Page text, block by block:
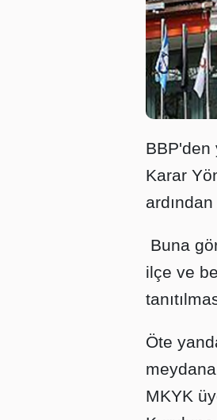
BBP'den
Karar
Buna
ilçe ve
Öte
MKYK